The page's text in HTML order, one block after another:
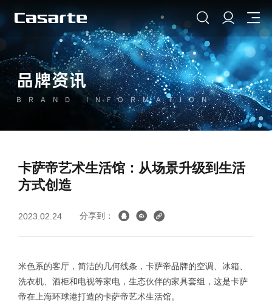
品牌资讯
BRAND INFORMATION
卡萨帝艺术生活馆：从场景升级到生活
方式创造
2023.02.24 分享到：
米色系的客厅，简洁的几何线条，卡萨帝品牌的空调、冰箱、
洗衣机、酒柜和电视等家电，生态伙伴的家具套组，这是卡萨
帝在上海环球港打造的卡萨帝艺术生活馆。